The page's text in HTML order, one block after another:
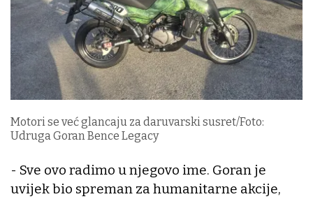
Motori se već glancaju za daruvarski susret/Foto:
Udruga Goran Bence Legacy
- Sve ovo radimo u njegovo ime. Goran je
uvijek bio spreman za humanitarne akcije,